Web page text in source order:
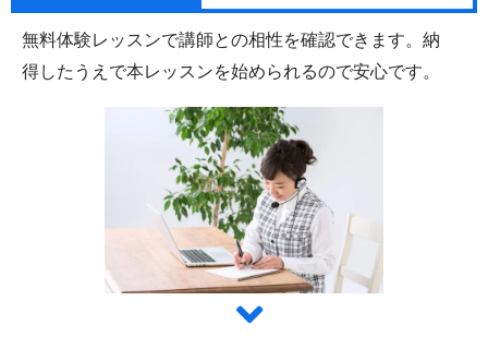
無料体験レッスンで講師との相性を確認できます。納
得したうえで本レッスンを始められるので安心です。